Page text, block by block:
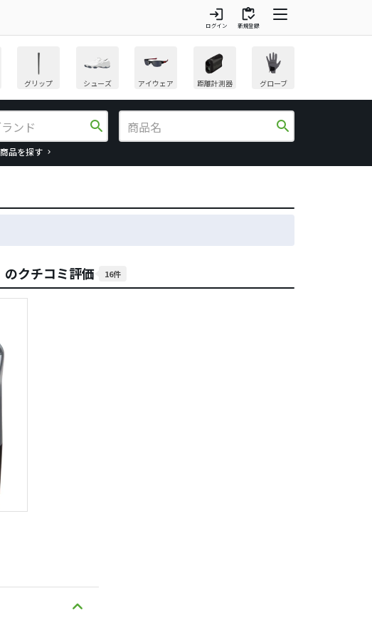
login
ログイン
inventory
新規登録
グリップ シューズ アイウェア 距離計測器 グローブ
search
品を探す
search
クチコミ評価 16件